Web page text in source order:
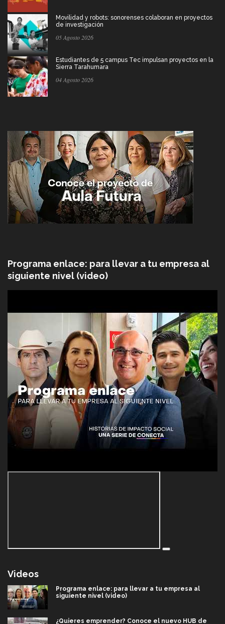
Movilidad y robots: sonorenses colaboran en proyectos
de investigación
05 Agosto 2026
Estudiantes de 5 campus Tec impulsan proyectos en la
Sierra Tarahumara
04 Agosto 2026
Programa enlace: para llevar a tu empresa al
siguiente nivel (video)
Videos
Programa enlace: para llevar a tu empresa al
siguiente nivel (video)
¿Quieres emprender? Conoce el nuevo HUB de